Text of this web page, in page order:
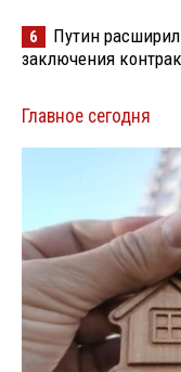
6
Путин
заключения
Главное сегодня